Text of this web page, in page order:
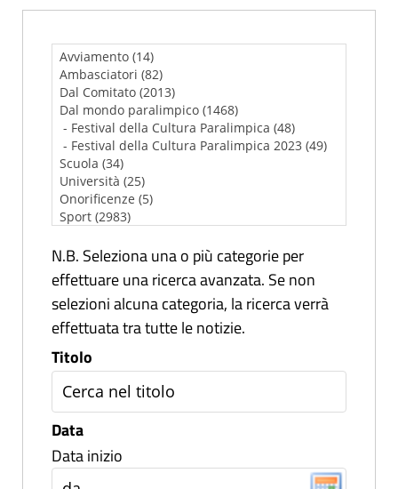
N.B. Seleziona una o più categorie per
effettuare una ricerca avanzata. Se non
selezioni alcuna categoria, la ricerca verrà
effettuata tra tutte le notizie.
Titolo
Data
Data inizio